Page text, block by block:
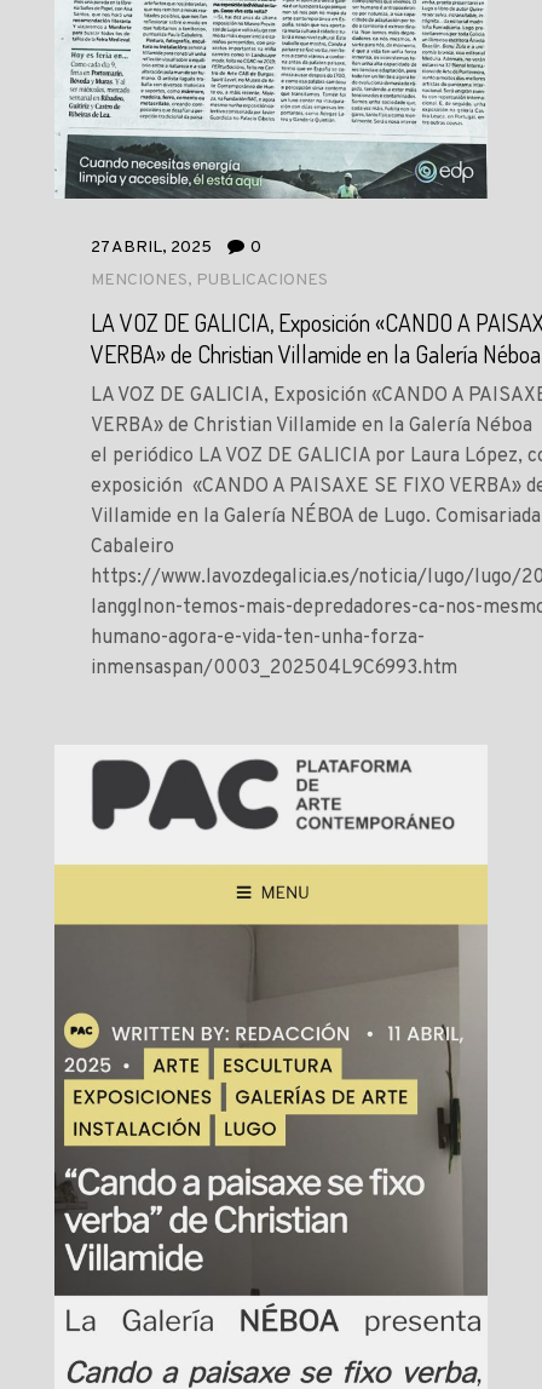
27 ABRIL, 2025
0
MENCIONES, PUBLICACIONES
LA VOZ DE GALICIA, Exposición «CANDO A
VERBA» de Christian Villamide en la Galería Néboa
LA VOZ DE GALICIA, Exposición «CANDO A
VERBA» de Christian Villamide en la Galería
el periódico LA VOZ DE GALICIA por Laura López,
exposición «CANDO A PAISAXE SE FIXO VERBA»
Villamide en la Galería NÉBOA de Lugo.
Cabaleiro
https://www.lavozdegalicia.es/noticia/lugo/lugo/
langglnon-temos-mais-depredadores-ca-nos-
humano-agora-e-vida-ten-unha-forza-
inmensaspan/0003_202504L9C6993.htm